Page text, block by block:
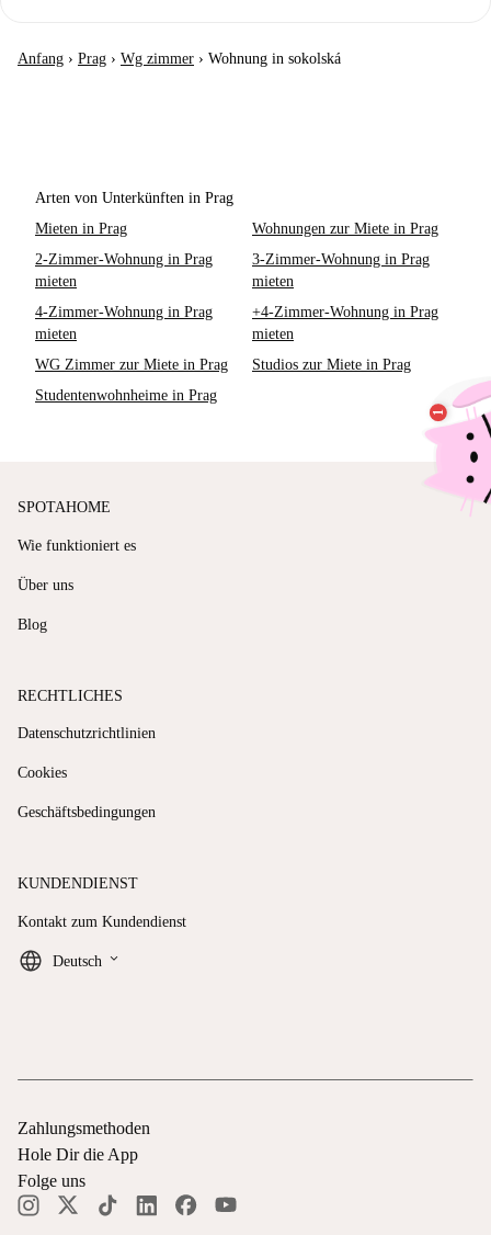
Anfang › Prag › Wg zimmer › Wohnung in sokolská
Arten von Unterkünften in Prag
Mieten in Prag
Wohnungen zur Miete in Prag
2-Zimmer-Wohnung in Prag
mieten
3-Zimmer-Wohnung in Prag
mieten
4-Zimmer-Wohnung in Prag
mieten
+4-Zimmer-Wohnung in Prag
mieten
WG Zimmer zur Miete in Prag
Studios zur Miete in Prag
Studentenwohnheime in Prag
SPOTAHOME
Wie funktioniert es
Über uns
Blog
RECHTLICHES
Datenschutzrichtlinien
Cookies
Geschäftsbedingungen
KUNDENDIENST
Kontakt zum Kundendienst
Deutsch keyboard_arrow_down
Zahlungsmethoden
Hole Dir die App
Folge uns